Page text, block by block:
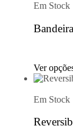
Em Stock
Ver
Em Stock